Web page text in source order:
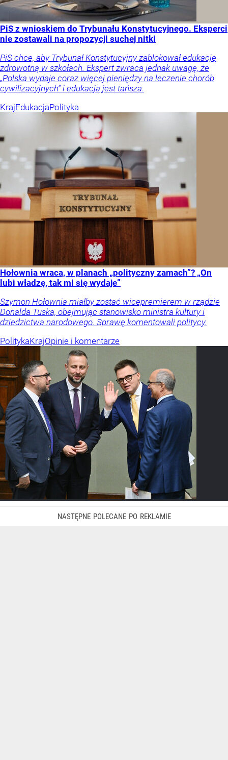
PiS z wnioskiem do Trybunału Konstytucyjnego. Eksperci
nie zostawali na propozycji suchej nitki
PiS chce, aby Trybunał Konstytucyjny zablokował edukację
zdrowotną w szkołach. Ekspert zwraca jednak uwagę, że
„Polska wydaje coraz więcej pieniędzy na leczenie chorób
cywilizacyjnych” i edukacja jest tańsza.
KrajEdukacjaPolityka
Hołownia wraca, w planach „polityczny zamach”? „On
lubi władzę, tak mi się wydaje”
Szymon Hołownia miałby zostać wicepremierem w rządzie
Donalda Tuska, obejmując stanowisko ministra kultury i
dziedzictwa narodowego. Sprawę komentowali politycy.
PolitykaKrajOpinie i komentarze